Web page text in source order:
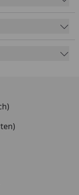
Schutz) oder
Infrarotstrahlung-
durch 1-
in